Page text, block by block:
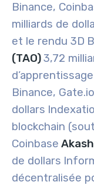
Binance,
milliards de
et le rendu 3D
(TAO)3,72
Binance, Gate.io
dollars
blockchain
Coinbase
de dollars
décentralisée